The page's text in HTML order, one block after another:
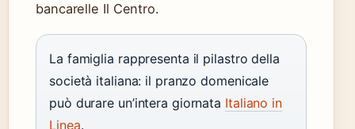
bancarelle Il Centro.
La famiglia rappresenta il pilastro della
società italiana: il pranzo domenicale
può durare un’intera giornata Italiano in
Linea.